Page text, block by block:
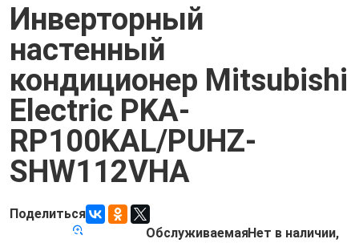
Инверторный
настенный
кондиционер Mitsubishi
Electric PKA-
RP100KAL/PUHZ-
SHW112VHA
Поделиться
Товар снят с
Код товара:
Нет в наличии,
Обслуживаемая